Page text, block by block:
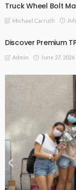
Truck Wheel Bolt
Michael Carruth
Discover Premium
Admin June 27, 2026